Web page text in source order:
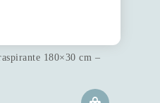
180×30 cm –